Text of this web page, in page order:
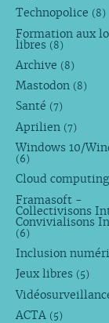
Technopolice (8)
Formation aux
libres (8)
Archive (8)
Mastodon (8)
Santé (7)
Aprilien (7)
Windows 10/
(6)
Cloud computing
Framasoft -
Collectivisons
Convivialisons
(6)
Inclusion
Jeux libres (5)
ACTA (5)